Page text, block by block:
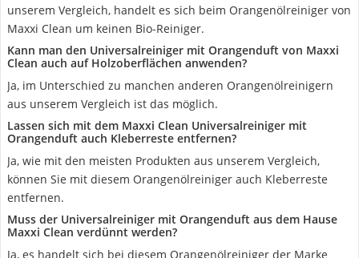
unserem Vergleich, handelt es sich beim Orangenölreiniger von
Maxxi Clean um keinen Bio-Reiniger.
Kann man den Universalreiniger mit Orangenduft von Maxxi
Clean auch auf Holzoberflächen anwenden?
Ja, im Unterschied zu manchen anderen Orangenölreinigern
aus unserem Vergleich ist das möglich.
Lassen sich mit dem Maxxi Clean Universalreiniger mit
Orangenduft auch Kleberreste entfernen?
Ja, wie mit den meisten Produkten aus unserem Vergleich,
können Sie mit diesem Orangenölreiniger auch Kleberreste
entfernen.
Muss der Universalreiniger mit Orangenduft aus dem Hause
Maxxi Clean verdünnt werden?
Ja, es handelt sich bei diesem Orangenölreiniger der Marke